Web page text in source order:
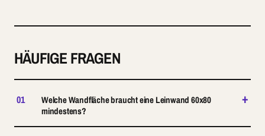
HÄUFIGE FRAGEN
01
Welche Wandfläche braucht eine Leinwand 60x80
mindestens?
+